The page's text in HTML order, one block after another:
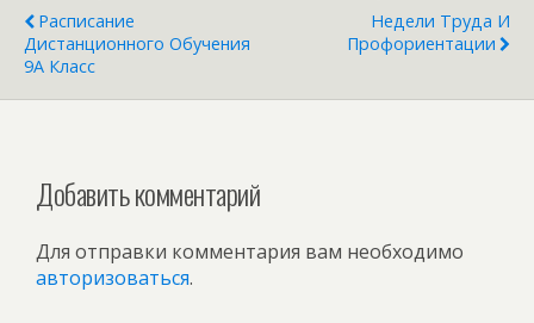
Расписание
Дистанционного Обучения
9А Класс
Недели Труда И
Профориентации
Добавить комментарий
Для отправки комментария вам необходимо
авторизоваться.